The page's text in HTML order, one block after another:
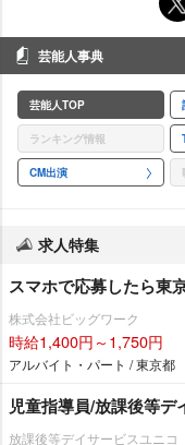
芸能人事典
芸能人TOP
ランキング情報
CM出演
求人特集
スマホで応募したら東
株式会社ビッグワーク
時給1,400円～1,750円
アルバイト・パート / 東京都
児童指導員/放課後等
放課後等デイサービスユニコ